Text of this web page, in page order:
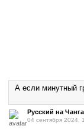
А если минутный
Русский на
04 сентября 2024,